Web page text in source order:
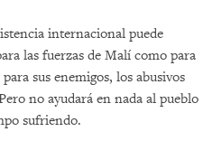
internacional puede
las fuerzas de Malí como para
sus enemigos, los abusivos
no ayudará en nada al pueblo
sufriendo.